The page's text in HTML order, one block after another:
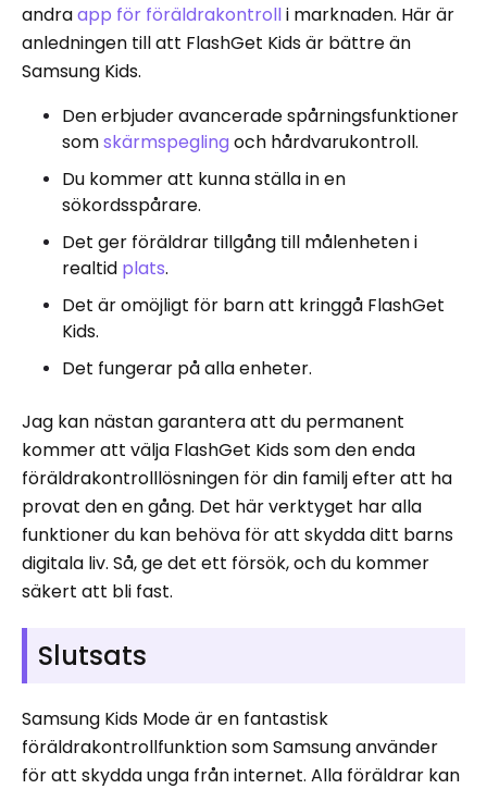
andraapp för föräldrakontrolli marknaden. Här är
anledningen till att FlashGet Kids är bättre än
Samsung Kids.
Den erbjuder avancerade spårningsfunktioner
somskärmspegling och hårdvarukontroll.
Du kommer att kunna ställa in en
sökordsspårare.
Det ger föräldrar tillgång till målenheten i
realtid plats.
Det är omöjligt för barn att kringgå FlashGet
Kids.
Det fungerar på alla enheter.
Jag kan nästan garantera att du permanent
kommer att välja FlashGet Kids som den enda
föräldrakontrolllösningen för din familj efter att ha
provat den en gång. Det här verktyget har alla
funktioner du kan behöva för att skydda ditt barns
digitala liv. Så, ge det ett försök, och du kommer
säkert att bli fast.
Slutsats
Samsung Kids Mode är en fantastisk
föräldrakontrollfunktion som Samsung använder
för att skydda unga från internet. Alla föräldrar kan